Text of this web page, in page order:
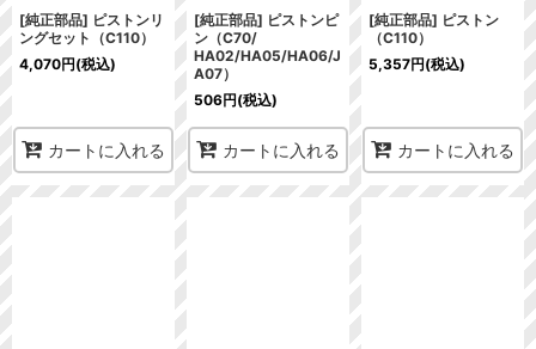
[純正部品] ピストンリ
ングセット（C110）
4,070円(税込)
カートに入れる
[純正部品] ピストンピ
ン（C70/
HA02/HA05/HA06/J
A07）
506円(税込)
カートに入れる
[純正部品] ピストン
（C110）
5,357円(税込)
カートに入れる